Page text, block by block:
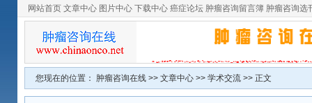
网站首页 文章中心 图片中心 下载中心 癌症论坛 肿瘤咨询留言簿 肿瘤咨询选
您现在的位置： 肿瘤咨询在线 >> 文章中心 >> 学术交流 >> 正文